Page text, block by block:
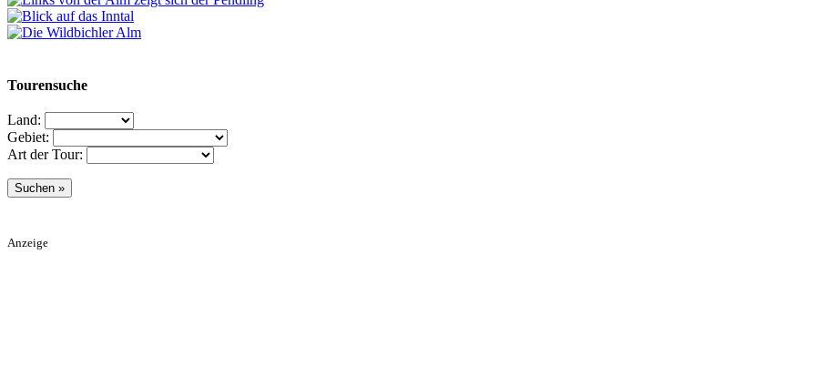
Tourensuche
Land:
Gebiet:
Art der Tour:
Anzeige